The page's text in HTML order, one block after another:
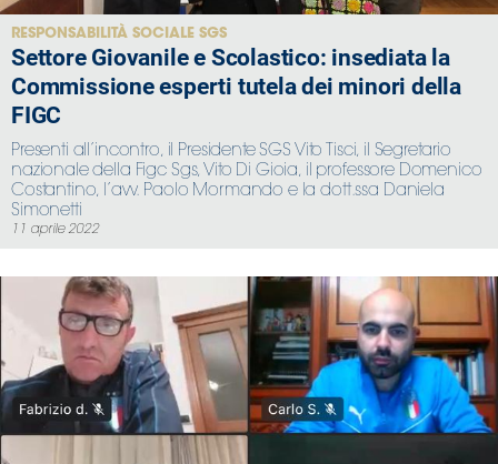
RESPONSABILITÀ SOCIALE SGS
Settore Giovanile e Scolastico: insediata la
Commissione esperti tutela dei minori della
FIGC
Presenti all’incontro, il Presidente SGS Vito Tisci, il Segretario
nazionale della Figc Sgs, Vito Di Gioia, il professore Domenico
Costantino, l’avv. Paolo Mormando e la dott.ssa Daniela
Simonetti
11 aprile 2022